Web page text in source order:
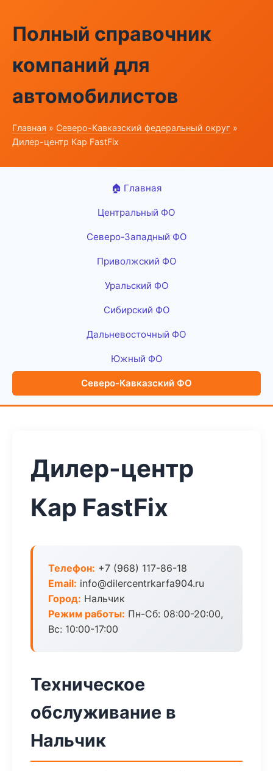
Полный справочник
компаний для
автомобилистов
Главная » Северо-Кавказский федеральный округ »
Дилер-центр Кар FastFix
🏠 Главная
Центральный ФО
Северо-Западный ФО
Приволжский ФО
Уральский ФО
Сибирский ФО
Дальневосточный ФО
Южный ФО
Северо-Кавказский ФО
Дилер-центр
Кар FastFix
Телефон: +7 (968) 117-86-18
Email: info@dilercentrkarfa904.ru
Город: Нальчик
Режим работы: Пн-Сб: 08:00-20:00,
Вс: 10:00-17:00
Техническое
обслуживание в
Нальчик